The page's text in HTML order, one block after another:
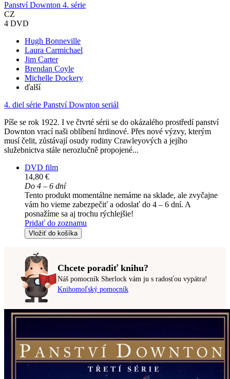
Panství Downton 4. série
CZ
4 DVD
Hugh Bonneville
Laura Carmichael
Jim Carter
Brendan Coyle
Michelle Dockery
ďalší
4. diel série Panství Downton seriál
Píše se rok 1922. I ve čtvrté sérii se do okázalého prostředí panství
Downton vrací naši oblíbení hrdinové. Přes nové výzvy, kterým
musí čelit, zůstávají osudy rodiny Crawleyových a jejího
služebnictva stále nerozlučně propojené...
DVD film
14,80 €
Do 4 – 6 dní
Tento produkt momentálne nemáme na sklade, ale zvyčajne
vám ho vieme zabezpečiť a odoslať do 4 – 6 dní. A
posnažíme sa aj trochu rýchlejšie!
Pridať do zoznamu
Vložiť do košíka
Chcete poradiť knihu?
Náš pomocník Sherlock vám ju s radosťou vypátra!
Knihomoľský pomocník